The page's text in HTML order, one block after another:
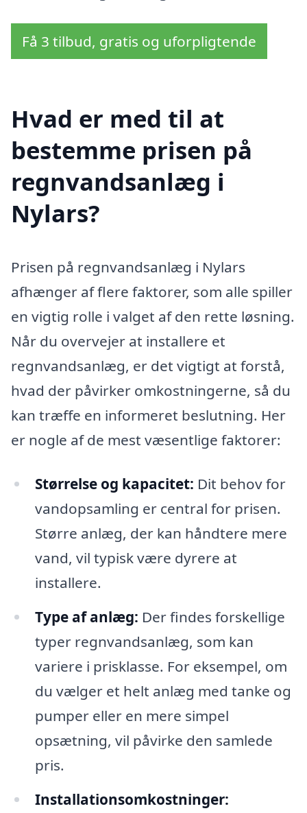
Få 3 tilbud, gratis og uforpligtende
Hvad er med til at
bestemme prisen på
regnvandsanlæg i
Nylars?
Prisen på regnvandsanlæg i Nylars
afhænger af flere faktorer, som alle spiller
en vigtig rolle i valget af den rette løsning.
Når du overvejer at installere et
regnvandsanlæg, er det vigtigt at forstå,
hvad der påvirker omkostningerne, så du
kan træffe en informeret beslutning. Her
er nogle af de mest væsentlige faktorer:
Størrelse og kapacitet: Dit behov for
vandopsamling er central for prisen.
Større anlæg, der kan håndtere mere
vand, vil typisk være dyrere at
installere.
Type af anlæg: Der findes forskellige
typer regnvandsanlæg, som kan
variere i prisklasse. For eksempel, om
du vælger et helt anlæg med tanke og
pumper eller en mere simpel
opsætning, vil påvirke den samlede
pris.
Installationsomkostninger: